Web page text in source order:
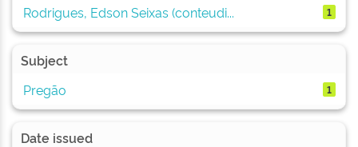
Rodrigues, Edson Seixas (conteudi...
1
Subject
Pregão
1
Date issued